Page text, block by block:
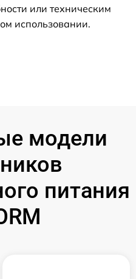
или техническим
использовании.
модели
питания